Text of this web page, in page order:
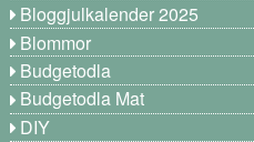
Bloggjulkalender 2025
Blommor
Budgetodla
Budgetodla Mat
DIY